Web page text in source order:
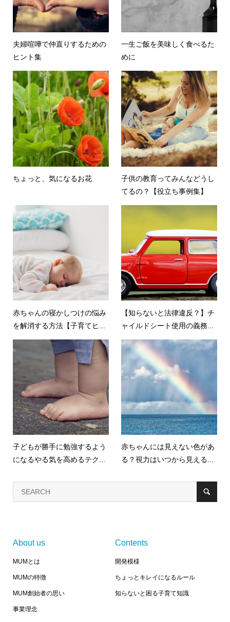
夫婦喧嘩で仲直りするための
ヒント集
一生ご飯を美味しく食べるた
めに
ちょっと、気になるお花
子供の教育ってみんなどうし
てるの？【役立ち事例集】
赤ちゃんの寝かしつけの悩み
を解消する方法【子育てヒ...
【知らないと法律違反？】チ
ャイルドシート使用の義務...
子どもが勝手に勉強するよう
になるやる気を高めるテク...
赤ちゃんには見えない色があ
る？視力はいつから見える...
About us
MUMとは
MUMの特徴
MUM創始者の思い
事業理念
Contents
開発模様
ちょっとキレイになるルール
知らないと困る子育て知識